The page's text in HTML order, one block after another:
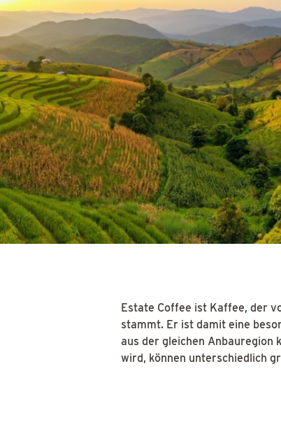
Estate Coffee ist Kaffee, der
stammt. Er ist damit eine
aus der gleichen Anbauregion
wird, können unterschiedlich